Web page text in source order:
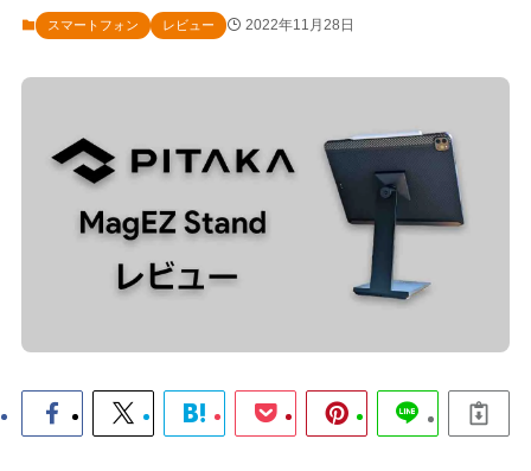
スマートフォン レビュー 2022年11月28日